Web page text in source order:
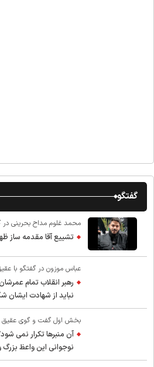
گفتگو
محمد غلوم مداح بحرینی در
تشییع آقا مقدمه ساز
عباس موزون در گفتگو با عقیق:
رهبر انقلاب تمام
نباید از شهادت ایشان
بخش اول گفت و گوی عقیق با
آن منبرها تکرار نمی شود/
نوجوانی این واعظ بزرگ
اسلام